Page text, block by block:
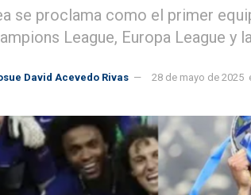
se proclama como el primer
League, Europa League y
David Acevedo Rivas 28 de mayo de 2025